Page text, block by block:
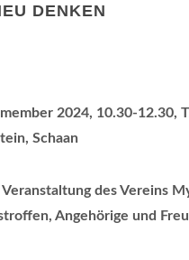
DENKEN
2024, 10.30-12.30,
Schaan
des Vereins
Angehörige und